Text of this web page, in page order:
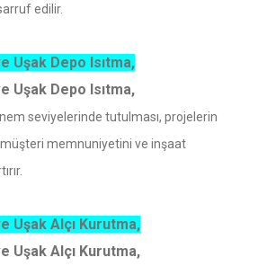
edilir.
Uşak Depo Isıtma,
Uşak Depo Isıtma,
seviyelerinde tutulması, projelerin
müşteri memnuniyetini ve inşaat
Uşak Alçı Kurutma,
Uşak Alçı Kurutma,